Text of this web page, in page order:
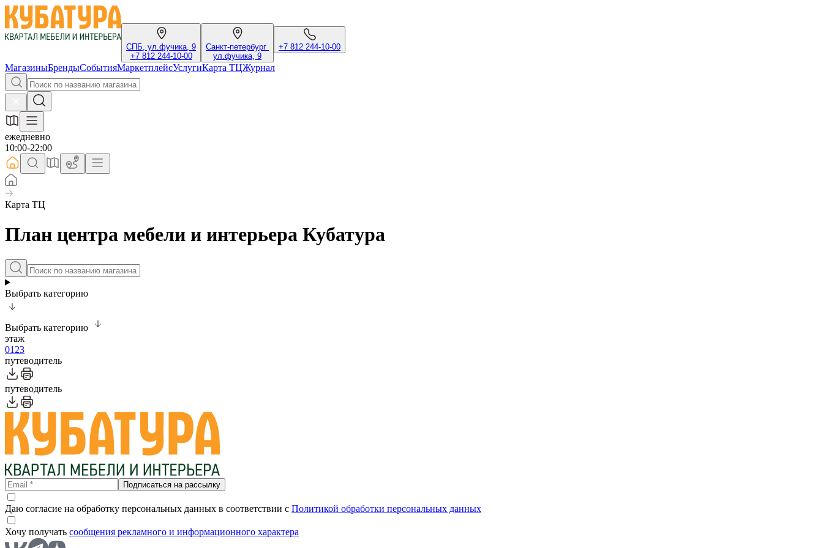
СПБ, ул.фучика, 9
+7 812 244-10-00
Санкт-петербург
ул.фучика, 9
+7 812 244-10-00
МагазиныБрендыСобытияМаркетплейсУслугиКарта ТЦЖурнал
ежедневно
10:00-22:00
Карта ТЦ
План центра мебели и интерьера Кубатура
Выбрать категорию
Выбрать категорию
этаж
01 23
путеводитель
путеводитель
Подписаться на рассылку
Даю согласие на обработку персональных данных в соответствии с Политикой обработки персональных данных
Хочу получать сообщения рекламного и информационного характера